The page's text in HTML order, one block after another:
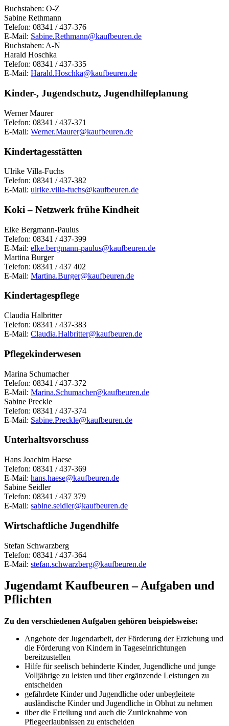
Buchstaben: O-Z
Sabine Rethmann
Telefon: 08341 / 437-376
E-Mail: Sabine.Rethmann@kaufbeuren.de
Buchstaben: A-N
Harald Hoschka
Telefon: 08341 / 437-335
E-Mail: Harald.Hoschka@kaufbeuren.de
Kinder-, Jugendschutz, Jugendhilfeplanung
Werner Maurer
Telefon: 08341 / 437-371
E-Mail: Werner.Maurer@kaufbeuren.de
Kindertagesstätten
Ulrike Villa-Fuchs
Telefon: 08341 / 437-382
E-Mail: ulrike.villa-fuchs@kaufbeuren.de
Koki – Netzwerk frühe Kindheit
Elke Bergmann-Paulus
Telefon: 08341 / 437-399
E-Mail: elke.bergmann-paulus@kaufbeuren.de
Martina Burger
Telefon: 08341 / 437 402
E-Mail: Martina.Burger@kaufbeuren.de
Kindertagespflege
Claudia Halbritter
Telefon: 08341 / 437-383
E-Mail: Claudia.Halbritter@kaufbeuren.de
Pflegekinderwesen
Marina Schumacher
Telefon: 08341 / 437-372
E-Mail: Marina.Schumacher@kaufbeuren.de
Sabine Preckle
Telefon: 08341 / 437-374
E-Mail: Sabine.Preckle@kaufbeuren.de
Unterhaltsvorschuss
Hans Joachim Haese
Telefon: 08341 / 437-369
E-Mail: hans.haese@kaufbeuren.de
Sabine Seidler
Telefon: 08341 / 437 379
E-Mail: sabine.seidler@kaufbeuren.de
Wirtschaftliche Jugendhilfe
Stefan Schwarzberg
Telefon: 08341 / 437-364
E-Mail: stefan.schwarzberg@kaufbeuren.de
Jugendamt Kaufbeuren – Aufgaben und
Pflichten
Zu den verschiedenen Aufgaben gehören beispielsweise:
Angebote der Jugendarbeit, der Förderung der Erziehung und
die Förderung von Kindern in Tageseinrichtungen
bereitzustellen
Hilfe für seelisch behinderte Kinder, Jugendliche und junge
Volljährige zu leisten und über ergänzende Leistungen zu
entscheiden
gefährdete Kinder und Jugendliche oder unbegleitete
ausländische Kinder und Jugendliche in Obhut zu nehmen
über die Erteilung und auch die Zurücknahme von
Pflegeerlaubnissen zu entscheiden